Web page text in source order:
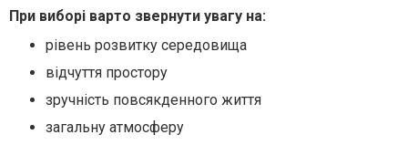
При виборі варто звернути увагу на:
рівень розвитку середовища
відчуття простору
зручність повсякденного життя
загальну атмосферу